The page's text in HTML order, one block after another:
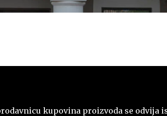
kupovina proizvoda se odvija